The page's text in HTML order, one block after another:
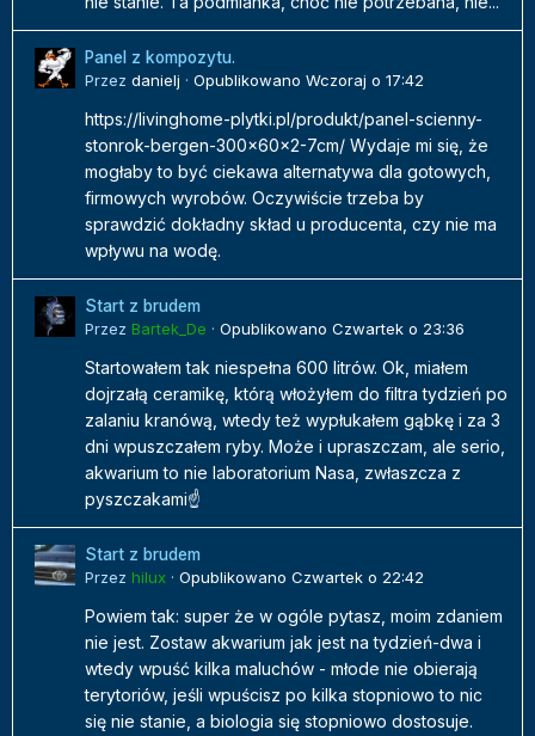
Panel z kompozytu.
Przez danielj · Opublikowano Wczoraj o 17:42
https://livinghome-plytki.pl/produkt/panel-scienny-
stonrok-bergen-300x60x2-7cm/ Wydaje mi się, że
mogłaby to być ciekawa alternatywa dla gotowych,
firmowych wyrobów. Oczywiście trzeba by
sprawdzić dokładny skład u producenta, czy nie ma
wpływu na wodę.
Start z brudem
Przez Bartek_De · Opublikowano Czwartek o 23:36
Startowałem tak niespełna 600 litrów. Ok, miałem
dojrzałą ceramikę, którą włożyłem do filtra tydzień po
zalaniu kranówą, wtedy też wypłukałem gąbkę i za 3
dni wpuszczałem ryby. Może i upraszczam, ale serio,
akwarium to nie laboratorium Nasa, zwłaszcza z
pyszczakami☝️
Start z brudem
Przez hilux · Opublikowano Czwartek o 22:42
Powiem tak: super że w ogóle pytasz, moim zdaniem
nie jest. Zostaw akwarium jak jest na tydzień-dwa i
wtedy wpuść kilka maluchów - młode nie obierają
terytoriów, jeśli wpuścisz po kilka stopniowo to nic
się nie stanie, a biologia się stopniowo dostosuje.